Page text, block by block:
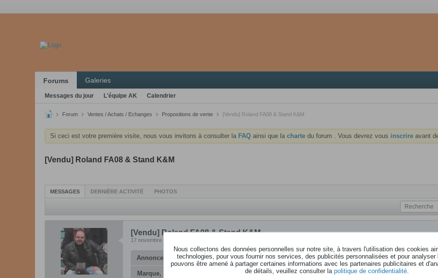
Forums Galeries
Messages du jour L'équipe AK Calendrier
Forum Ventes / Achats / Echanges Propositions de vente [Vendu] Roland FA08 & Stand K&M
Si ceci est votre première visite, nous vous invitons à consulter la FAQ ainsi que la charte du forum . Vous devrez vous inscrire avant
[Vendu] Roland FA08 & Stand K&M
MESSAGES DERNIÈRE ACTIVITÉ PHOTOS
[Vendu] Roland FA08 & Stand K&M
17 novembre 2023, 19h17
Annonce
Marque, modèle Vds Kurzweil Forte 88 et Roland FA08
Nous collectons des données personnelles sur notre site, à travers l'utilisation des cookies
technologies, pour vous fournir nos services, des publicités personnalisées et pour analyser
pouvons être amené à partager certaines informations avec les partenaires publicitaires et
de détails, veuillez consulter la politique de confidentialité.